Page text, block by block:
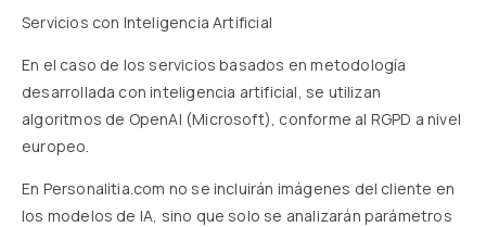
Servicios con Inteligencia Artificial
En el caso de los servicios basados en metodología
desarrollada con inteligencia artificial, se utilizan
algoritmos de OpenAI (Microsoft), conforme al RGPD a nivel
europeo.
En Personalitia.com no se incluirán imágenes del cliente en
los modelos de IA, sino que solo se analizarán parámetros